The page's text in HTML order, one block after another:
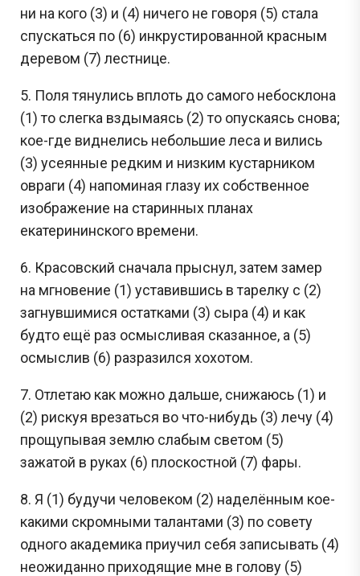
ни на кого (3) и (4) ничего не говоря (5) стала
спускаться по (6) инкрустированной красным
деревом (7) лестнице.
5. Поля тянулись вплоть до самого небосклона
(1) то слегка вздымаясь (2) то опускаясь снова;
кое-где виднелись небольшие леса и вились
(3) усеянные редким и низким кустарником
овраги (4) напоминая глазу их собственное
изображение на старинных планах
екатерининского времени.
6. Красовский сначала прыснул, затем замер
на мгновение (1) уставившись в тарелку с (2)
загнувшимися остатками (3) сыра (4) и как
будто ещё раз осмысливая сказанное, а (5)
осмыслив (6) разразился хохотом.
7. Отлетаю как можно дальше, снижаюсь (1) и
(2) рискуя врезаться во что-нибудь (3) лечу (4)
прощупывая землю слабым светом (5)
зажатой в руках (6) плоскостной (7) фары.
8. Я (1) будучи человеком (2) наделённым кое-
какими скромными талантами (3) по совету
одного академика приучил себя записывать (4)
неожиданно приходящие мне в голову (5)